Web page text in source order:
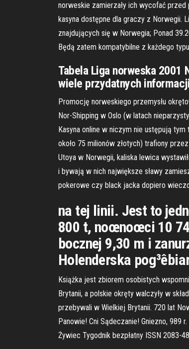
norweskie zamierzały ich wycofać
kasyna dostępne dla graczy z Norwegii.
znajdujących się w Norwegia; Ponad
Będą zatem kompatybilne z każdego
Tabela Liga norweska
wiele przydatnych
Promocję norweskiego przemysłu
Nor-Shipping w Oslo (w latach
Kasyna online w niczym nie ustępują
około 75 milionów złotych) trafiony
Utoya w Norwegii, kaliska lewica
i bywają w nich największe sławy
pokerowe czy black jacka dopiero
na tej linii. Jest to
800 t, noœnoœci 10
bocznej 9,30 m i
Holenderska
Książka jest zbiorem osobistych
Brytanii, a polskie okręty walczyły w
przebywali w Wielkiej Brytanii. 720 lat
Panowie! Cni Sądeczanie! Gniezno, 989
Żywiec Tygodnik bezpłatny ISSN 2083-